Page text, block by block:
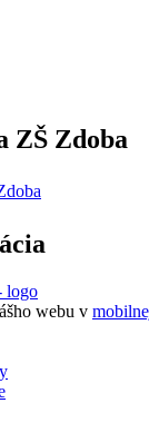
ZŠ Zdoba
webu v